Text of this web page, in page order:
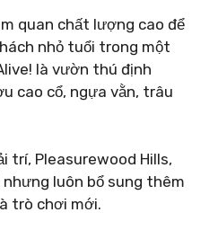
quan chất lượng cao để
nhỏ tuổi trong một
là vườn thú định
cao cổ, ngựa vằn, trâu
trí, Pleasurewood Hills,
nhưng luôn bổ sung thêm
trò chơi mới.